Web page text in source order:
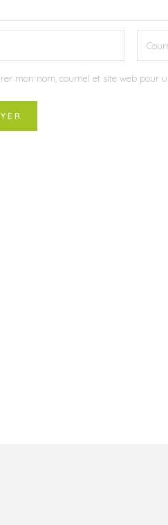
mon nom, courriel et site web pour